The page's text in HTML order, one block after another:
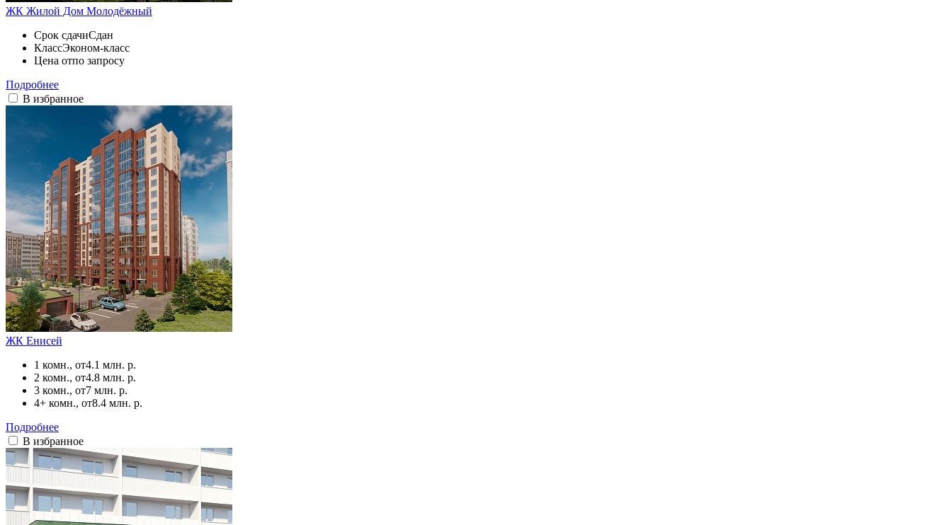
ЖК Жилой Дом Молодёжный
Срок сдачиСдан
КлассЭконом-класс
Цена отпо запросу
Подробнее
В избранное
ЖК Енисей
1 комн., от4.1 млн. р.
2 комн., от4.8 млн. р.
3 комн., от7 млн. р.
4+ комн., от8.4 млн. р.
Подробнее
В избранное